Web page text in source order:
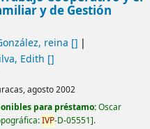
y de Gestión
reina []
Edith []
agosto 2002
para préstamo:Oscar
IVP-D-05551 .